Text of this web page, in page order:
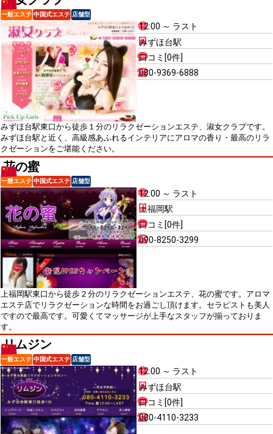
一般エステ 中国式エステ 店舗型
12:00 ～ ラスト
みずほ台駅
口コミ[0件]
080-9369-6888
みずほ台駅東口から徒歩１分のリラクゼーションエステ、淑女クラブです。
みずほ台駅と近く、高級感あふれるインテリアにアロマの香り・最高のリラ
クゼーションをご堪能ください。
花の蜜
一般エステ 中国式エステ 店舗型
12:00 ～ ラスト
上福岡駅
口コミ[0件]
090-8250-3299
上福岡駅東口から徒歩２分のリラクゼーションエステ、花の蜜です。アロマ
エステ店でリラクゼーションな時間をお過ごし頂けます。セラピストも美人
ですので最高です。可愛くてマッサージが上手なスタッフが揃っておりま
す。
リムジン
一般エステ 中国式エステ 店舗型
12:00 ～ ラスト
みずほ台駅
口コミ[0件]
080-4110-3233